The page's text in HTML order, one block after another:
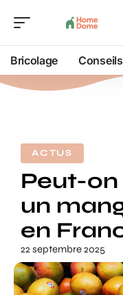
Bricolage Conseils
ACTUS
Peut-
un
en
22 septembre 2025